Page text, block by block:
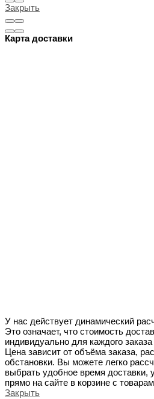
Закрыть
Карта доставки
У нас действует динамический
Это означает, что стоимость
индивидуально для каждого
Цена зависит от объёма заказа,
обстановки. Вы можете легко
выбрать удобное время доставки,
прямо на сайте в корзине с
Закрыть